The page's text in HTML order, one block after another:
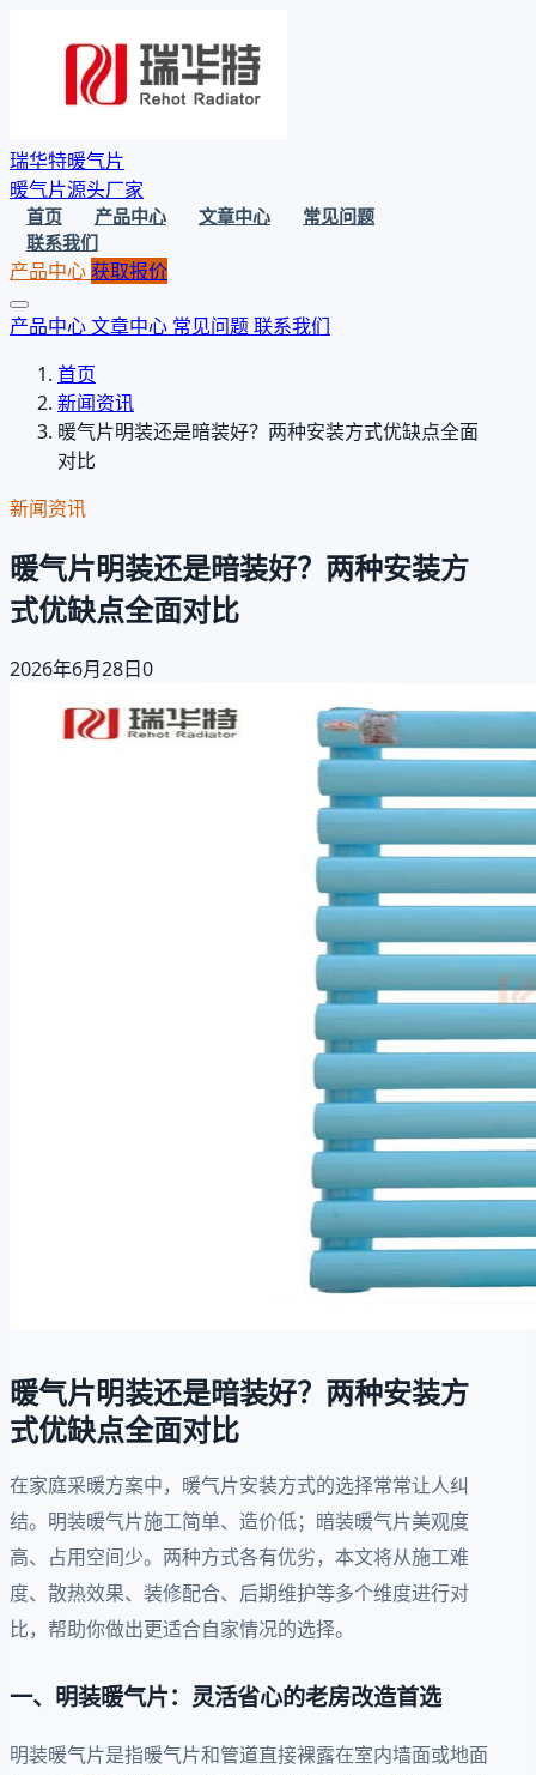
瑞华特暖气片
暖气片源头厂家
首页 产品中心 文章中心
常见问题
联系我们
产品中心获取报价
产品中心文章中心 常见问题联系我们
首页
新闻资讯
暖气片明装还是暗装好？两种安装方式优缺点全面
对比
新闻资讯
暖气片明装还是暗装好？两种安装方
式优缺点全面对比
2026年6月28日0
暖气片明装还是暗装好？两种安装方
式优缺点全面对比
在家庭采暖方案中，暖气片安装方式的选择常常让人纠
结。明装暖气片施工简单、造价低；暗装暖气片美观度
高、占用空间少。两种方式各有优劣，本文将从施工难
度、散热效果、装修配合、后期维护等多个维度进行对
比，帮助你做出更适合自家情况的选择。
一、明装暖气片：灵活省心的老房改造首选
明装暖气片是指暖气片和管道直接裸露在室内墙面或地面